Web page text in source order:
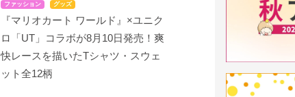
ファッション グッズ
『マリオカート ワールド』×ユニク
ロ「UT」コラボが8月10日発売！爽
快レースを描いたTシャツ・スウェ
ット全12柄